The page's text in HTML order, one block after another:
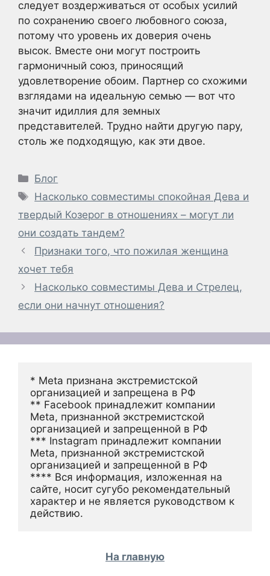
следует воздерживаться от особых усилий
по сохранению своего любовного союза,
потому что уровень их доверия очень
высок. Вместе они могут построить
гармоничный союз, приносящий
удовлетворение обоим. Партнер со схожими
взглядами на идеальную семью — вот что
значит идиллия для земных
представителей. Трудно найти другую пару,
столь же подходящую, как эти двое.
Рубрики
Блог
Метки
Насколько совместимы спокойная Дева и
твердый Козерог в отношениях – могут ли
они создать тандем?
Признаки того, что пожилая женщина
хочет тебя
Насколько совместимы Дева и Стрелец,
если они начнут отношения?
* Meta признана экстремистской
организацией и запрещена в РФ
** Facebook принадлежит компании
Meta, признанной экстремистской
организацией и запрещенной в РФ
*** Instagram принадлежит компании
Meta, признанной экстремистской
организацией и запрещенной в РФ
**** Вся информация, изложенная на
сайте, носит сугубо рекомендательный
характер и не является руководством к
действию.
На главную